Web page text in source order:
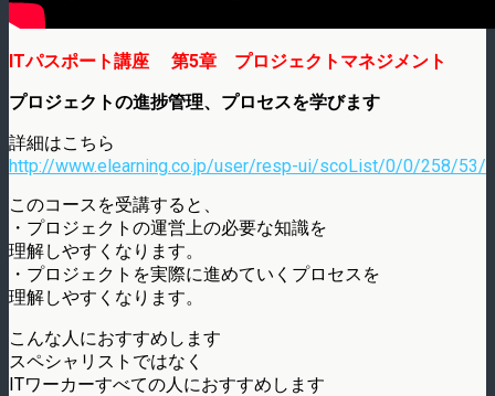
ITパスポート講座 第5章 プロジェクトマネジメント
プロジェクトの進捗管理、プロセスを学びます
詳細はこちら
http://www.elearning.co.jp/user/resp-ui/scoList/0/0/258/53/
このコースを受講すると、
・プロジェクトの運営上の必要な知識を
理解しやすくなります。
・プロジェクトを実際に進めていくプロセスを
理解しやすくなります。
こんな人におすすめします
スペシャリストではなく
ITワーカーすべての人におすすめします